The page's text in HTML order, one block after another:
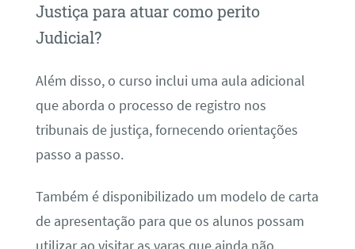
Justiça para atuar como perito
Judicial?
Além disso, o curso inclui uma aula adicional
que aborda o processo de registro nos
tribunais de justiça, fornecendo orientações
passo a passo.
Também é disponibilizado um modelo de carta
de apresentação para que os alunos possam